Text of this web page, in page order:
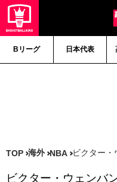
Bリーグ 日本代表
TOP 海外 NBA ビクター・
ビクター・ウェンバ